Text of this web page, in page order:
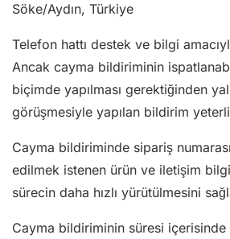
Söke/Aydın, Türkiye
Telefon hattı destek ve bilgi
Ancak cayma bildiriminin
biçimde yapılması gerektiğinden
görüşmesiyle yapılan bildirim
Cayma bildiriminde sipariş
edilmek istenen ürün ve iletişim
sürecin daha hızlı yürütülmesini
Cayma bildiriminin süresi içerisinde